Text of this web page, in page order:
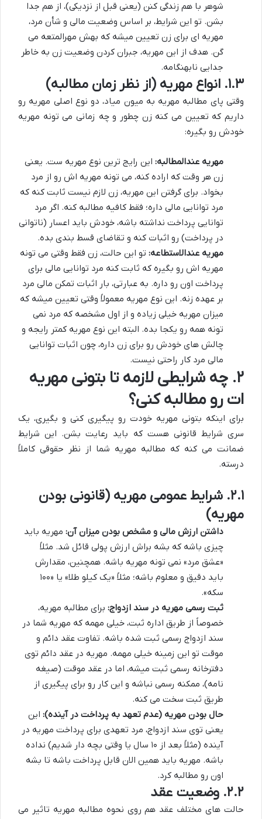
شوهر با هم زندگی کنن (یعنی قبل از نزدیکی)، از هم جدا
بشن. تو این شرایط، بر اساس وضعیت مالی و شأن مرد،
مهریه ای برای زن تعیین میشه که بهش مهرالمتعه می
گن. هدف از این مهریه، جبران کردن وضعیت زن به خاطر
جدایی نابهنگامه.
۱.۳. انواع مهریه (از نظر زمان مطالبه)
وقتی پای مطالبه مهریه به میون میاد، دو نوع اصلی مهریه رو
داریم که تعیین می کنه زن چطور و چه زمانی می تونه مهریه
خودش رو بگیره:
مهریه عندالمطالبه: این رایج ترین نوع مهریه ست. یعنی
زن هر وقت که اراده کنه، می تونه مهریه اش رو از مرد
بخواد. برای گرفتن این مهریه، زن لازم نیست ثابت کنه که
مرد توانایی مالی داره؛ فقط کافیه مطالبه کنه. اگر مرد
توانایی پرداخت نداشته باشه، خودش باید اعسار (ناتوانی
در پرداخت) رو اثبات کنه و تقاضای قسط بندی بده.
مهریه عندالاستطاعه: تو این حالت، زن فقط وقتی می تونه
مهریه اش رو بگیره که ثابت کنه مرد توانایی مالی برای
پرداخت اون رو داره. به عبارتی، بار اثبات تمکن مالی مرد
بر عهده زنه. این نوع مهریه معمولاً وقتی تعیین میشه که
میزان مهریه خیلی زیاده و از اول مشخصه که مرد نمی
تونه همه رو یکجا بده. البته این نوع مهریه کمتر رایجه و
چالش های خودش رو برای زن داره، چون اثبات توانایی
مالی مرد کار راحتی نیست.
۲. چه شرایطی لازمه تا بتونی مهریه
ات رو مطالبه کنی؟
برای اینکه بتونی مهریه خودت رو پیگیری کنی و بگیری، یک
سری شرایط قانونی هست که باید رعایت بشن. این شرایط
ضمانت می کنه که مطالبه مهریه شما از نظر حقوقی کاملاً
درسته.
۲.۱. شرایط عمومی مهریه (قانونی بودن
مهریه)
داشتن ارزش مالی و مشخص بودن میزان آن: مهریه باید
چیزی باشه که بشه براش ارزش پولی قائل شد. مثلاً
«عشق مرد» نمی تونه مهریه باشه. همچنین، مقدارش
باید دقیق و معلوم باشه؛ مثلاً «یک کیلو طلا» یا «۱۰۰
سکه».
ثبت رسمی مهریه در سند ازدواج: برای مطالبه مهریه،
خصوصاً از طریق اداره ثبت، خیلی مهمه که مهریه شما در
سند ازدواج رسمی ثبت شده باشه. تفاوت عقد دائم و
موقت تو این زمینه خیلی مهمه. مهریه در عقد دائم توی
دفترخانه رسمی ثبت میشه، اما در عقد موقت (صیغه
نامه)، ممکنه رسمی نباشه و این کار رو برای پیگیری از
طریق ثبت سخت می کنه.
حال بودن مهریه (عدم تعهد به پرداخت در آینده): این
یعنی توی سند ازدواج، مرد تعهدی برای پرداخت مهریه در
آینده (مثلاً بعد از ۱۰ سال یا وقتی بچه دار شدیم) نداده
باشه. مهریه باید همین الان قابل پرداخت باشه تا بشه
اون رو مطالبه کرد.
۲.۲. وضعیت عقد
حالت های مختلف عقد هم روی نحوه مطالبه مهریه تاثیر می